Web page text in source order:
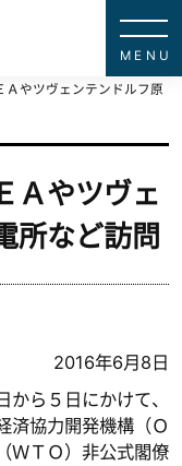
やツヴェンテンドルフ原
Ａやツヴェ
所など訪問
2016年6月8日
ら５日にかけて、
済協力開発機構（Ｏ
ＷＴＯ）非公式閣僚